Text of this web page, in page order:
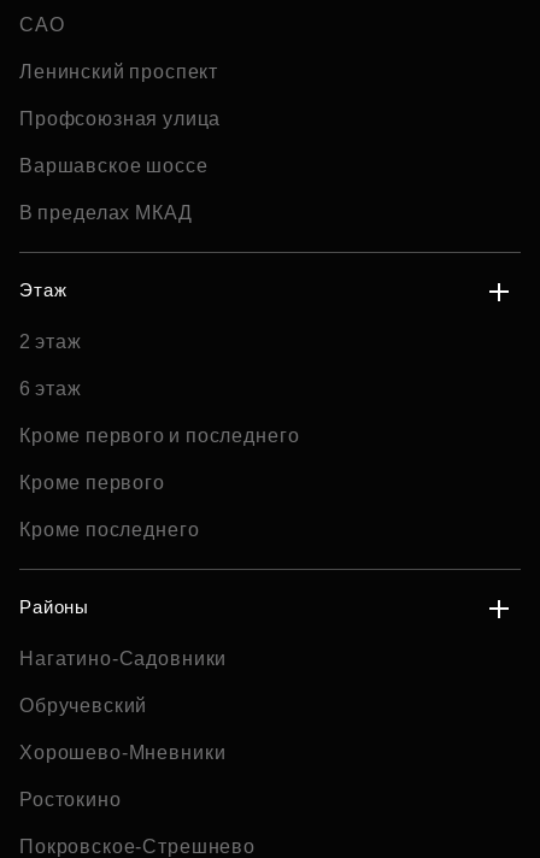
САО
Ленинский проспект
Профсоюзная улица
Варшавское шоссе
В пределах МКАД
Этаж
2 этаж
6 этаж
Кроме первого и последнего
Кроме первого
Кроме последнего
Районы
Нагатино-Садовники
Обручевский
Хорошево-Мневники
Ростокино
Покровское-Стрешнево